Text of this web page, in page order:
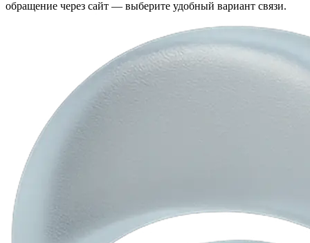
обращение через сайт — выберите удобный вариант связи.